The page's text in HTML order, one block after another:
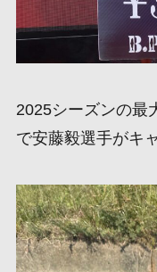
2025シーズンの最
で安藤毅選手がキ